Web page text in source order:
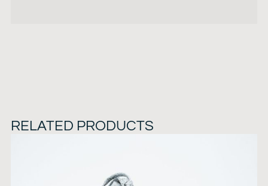
RELATED PRODUCTS